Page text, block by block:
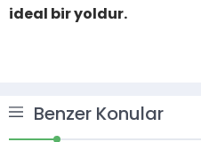
ideal bir yoldur.
Benzer Konular